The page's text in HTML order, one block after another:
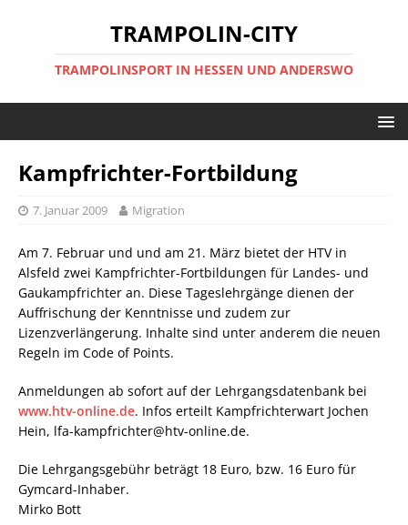
TRAMPOLIN-CITY
TRAMPOLINSPORT IN HESSEN UND ANDERSWO
Kampfrichter-Fortbildung
7. Januar 2009 Migration
Am 7. Februar und und am 21. März bietet der HTV in
Alsfeld zwei Kampfrichter-Fortbildungen für Landes- und
Gaukampfrichter an. Diese Tageslehrgänge dienen der
Auffrischung der Kenntnisse und zudem zur
Lizenzverlängerung. Inhalte sind unter anderem die neuen
Regeln im Code of Points.
Anmeldungen ab sofort auf der Lehrgangsdatenbank bei
www.htv-online.de. Infos erteilt Kampfrichterwart Jochen
Hein, lfa-kampfrichter@htv-online.de.
Die Lehrgangsgebühr beträgt 18 Euro, bzw. 16 Euro für
Gymcard-Inhaber.
Mirko Bott